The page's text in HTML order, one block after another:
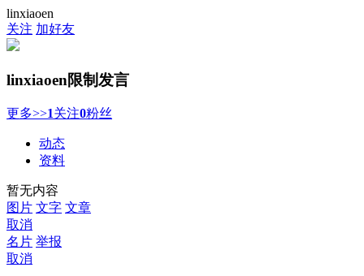
linxiaoen
关注 加好友
linxiaoen限制发言
更多>>1关注0粉丝
动态
资料
暂无内容
图片 文字 文章
取消
名片 举报
取消